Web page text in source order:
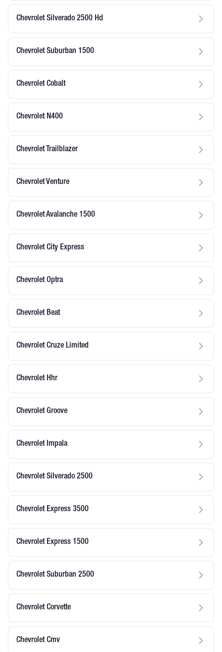
Chevrolet Silverado 2500 Hd
Chevrolet Suburban 1500
Chevrolet Cobalt
Chevrolet N400
Chevrolet Trailblazer
Chevrolet Venture
Chevrolet Avalanche 1500
Chevrolet City Express
Chevrolet Optra
Chevrolet Beat
Chevrolet Cruze Limited
Chevrolet Hhr
Chevrolet Groove
Chevrolet Impala
Chevrolet Silverado 2500
Chevrolet Express 3500
Chevrolet Express 1500
Chevrolet Suburban 2500
Chevrolet Corvette
Chevrolet Cmv